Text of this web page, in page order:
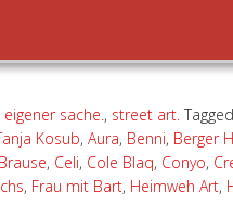
eigener sache., street art.
Kosub, Aura, Benni, Berger
Brause, Celi, Cole Blaq, Conyo,
, Frau mit Bart, Heimweh Art,